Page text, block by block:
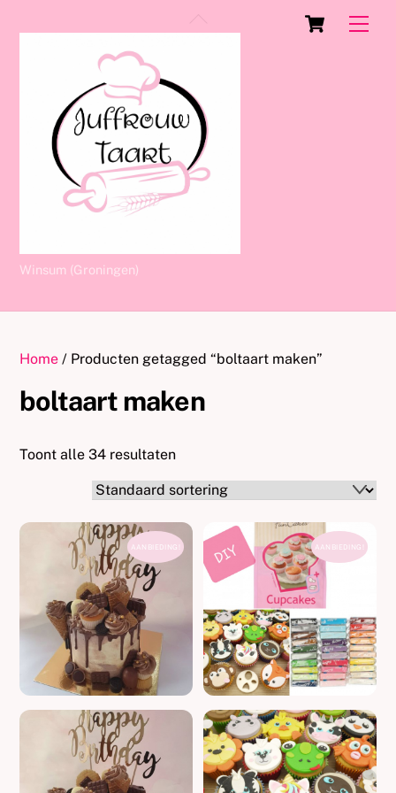
Cart
Winsum (Groningen)
Home / Producten getagged “boltaart maken”
boltaart maken
Toont alle 34 resultaten
AANBIEDING! AANBIEDING!
To